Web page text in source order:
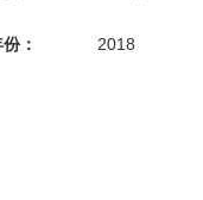
： 2018